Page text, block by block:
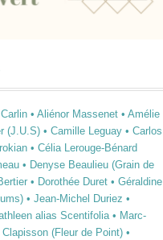
• Aliénor Massenet • Amélie
(J.U.S) • Camille Leguay • Carlos
• Célia Lerouge-Bénard
• Denyse Beaulieu (Grain de
• Dorothée Duret • Géraldine
• Jean-Michel Duriez •
alias Scentifolia• Marc-
Clapisson (Fleur de Point) •